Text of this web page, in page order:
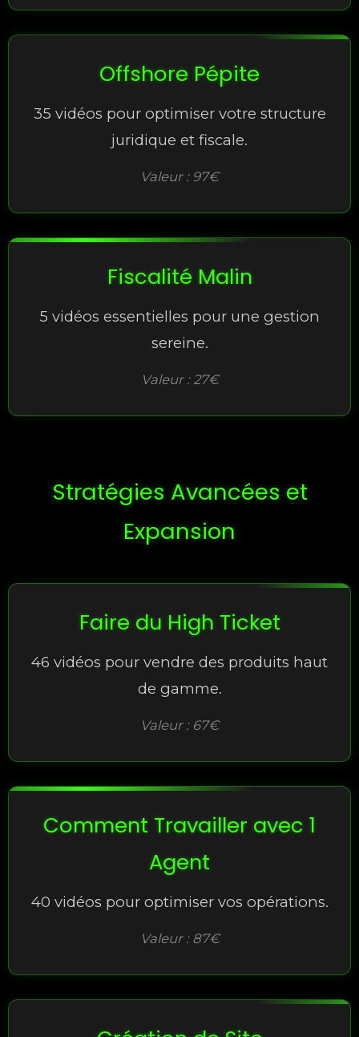
Offshore Pépite
35 vidéos pour optimiser votre structure
juridique et fiscale.
Valeur : 97€
Fiscalité Malin
5 vidéos essentielles pour une gestion
sereine.
Valeur : 27€
Stratégies Avancées et
Expansion
Faire du High Ticket
46 vidéos pour vendre des produits haut
de gamme.
Valeur : 67€
Comment Travailler avec 1
Agent
40 vidéos pour optimiser vos opérations.
Valeur : 87€